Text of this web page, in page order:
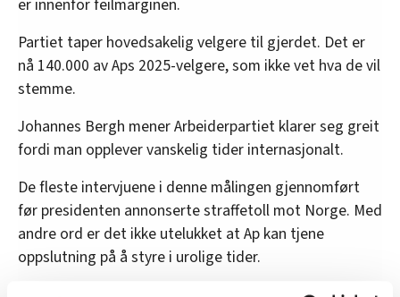
er innenfor feilmarginen.
Partiet taper hovedsakelig velgere til gjerdet. Det er
nå 140.000 av Aps 2025-velgere, som ikke vet hva de vil
stemme.
Johannes Bergh mener Arbeiderpartiet klarer seg greit
fordi man opplever vanskelig tider internasjonalt.
De fleste intervjuene i denne målingen gjennomført
før presidenten annonserte straffetoll mot Norge. Med
andre ord er det ikke utelukket at Ap kan tjene
oppslutning på å styre i urolige tider.